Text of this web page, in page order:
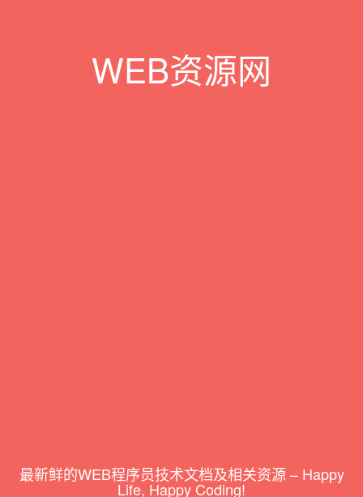
WEB资源网
最新鲜的WEB程序员技术文档及相关资源 – Happy
Life, Happy Coding!